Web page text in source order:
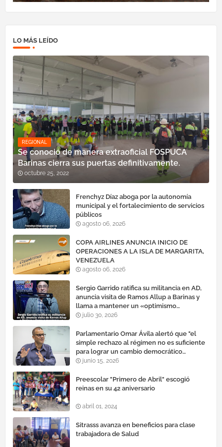
LO MÁS LEÍDO
REGIONAL
Se conoció de manera extraoficial FOSPUCA
Barinas cierra sus puertas definitivamente.
octubre 25, 2022
Frenchyz Díaz aboga por la autonomía
municipal y el fortalecimiento de servicios
públicos
agosto 06, 2026
COPA AIRLINES ANUNCIA INICIO DE
OPERACIONES A LA ISLA DE MARGARITA,
VENEZUELA
agosto 06, 2026
Sergio Garrido ratifica su militancia en AD,
anuncia visita de Ramos Allup a Barinas y
llama a mantener un «optimismo
cauteloso»
julio 30, 2026
Parlamentario Omar Ávila alertó que "el
simple rechazo al régimen no es suficiente
para lograr un cambio democrático
efectivo"
junio 15, 2026
Preescolar "Primero de Abril" escogió
reinas en su 42 aniversario
abril 01, 2024
Sitrasss avanza en beneficios para clase
trabajadora de Salud